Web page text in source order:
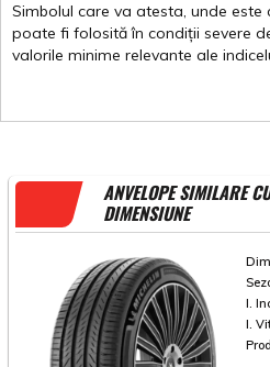
Simbolul care va atesta, unde este
poate fi folosită în condiții severe
valorile minime relevante ale
ANVELOPE SIMILARE
DIMENSIUNE
I.
I.